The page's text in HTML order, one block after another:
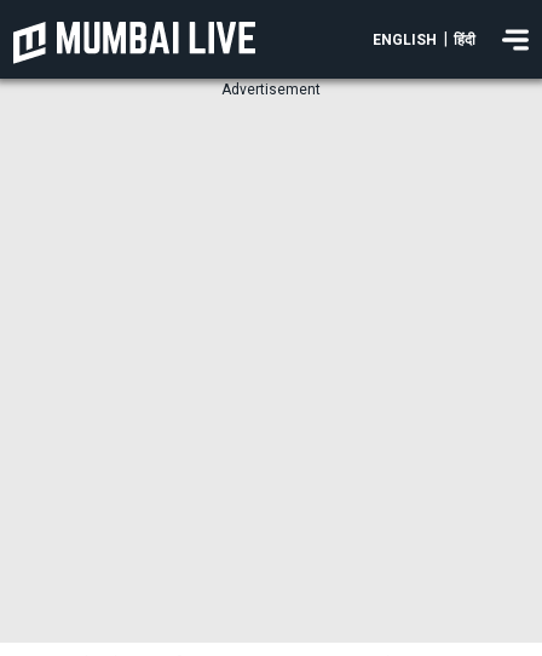
ENGLISH हिंदी
Advertisement